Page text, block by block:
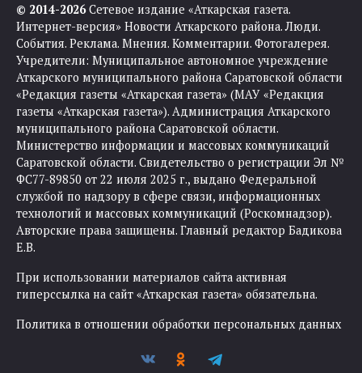
© 2014-2026Сетевое издание «Аткарская газета.
Интернет-версия» Новости Аткарского района. Люди.
События. Реклама. Мнения. Комментарии. Фотогалерея.
Учредители: Муниципальное автономное учреждение
Аткарского муниципального района Саратовской области
«Редакция газеты «Аткарская газета» (МАУ «Редакция
газеты «Аткарская газета»). Администрация Аткарского
муниципального района Саратовской области.
Министерство информации и массовых коммуникаций
Саратовской области. Свидетельство о регистрации Эл №
ФС77-89850 от 22 июля 2025 г., выдано Федеральной
службой по надзору в сфере связи, информационных
технологий и массовых коммуникаций (Роскомнадзор).
Авторские права защищены. Главный редактор Бадикова
Е.В.
При использовании материалов сайта активная
гиперссылка на сайт «Аткарская газета» обязательна.
Политика в отношении обработки персональных данных